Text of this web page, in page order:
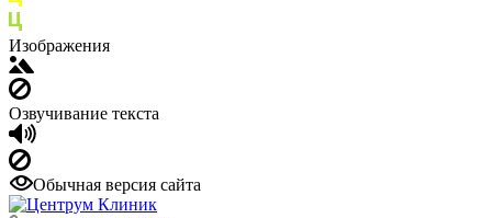
Изображения
Озвучивание текста
Обычная версия сайта